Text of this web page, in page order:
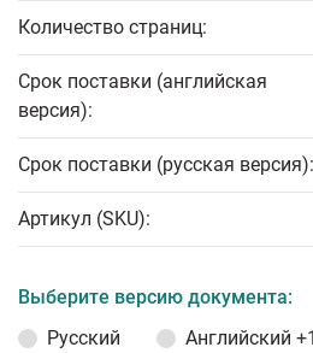
Количество страниц:
Срок поставки (английская
версия):
Срок поставки (русская версия):
Артикул (SKU):
Выберите версию документа:
Русский
Английский